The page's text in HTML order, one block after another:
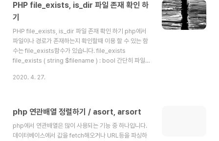
PHP file_exists, is_dir 파일 존재 확인 하
기
PHP file_exists, is_dir 파일 존재 확인 하기 php에서
파일이나 경로가 존재하는지 확인할때 이용 할 수 있는 함
수는 file_exists함수가 있습니다. file_exists
file_exists ( string $filename ) : bool 간단히 파일경
수 있습니다. 또한 심볼릭 링크가 가리키는 파일이 없을 경
) : bool is_dir함수는 주어진 파일 경로가 파일인지 디렉
에서는 디렉터리도 파일로 취급하..
2020. 4. 27.
php 연관배열 정렬하기 / asort, arsort
php에서 연관배열은 많이 사용되는 기능 중 하나입니다.
데이터베이스에서 값을 fetch해오거나 URL등을 파싱하